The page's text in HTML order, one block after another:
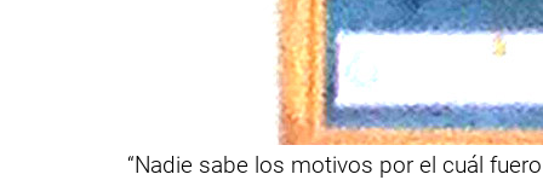
“Nadie sabe los motivos por el cuál